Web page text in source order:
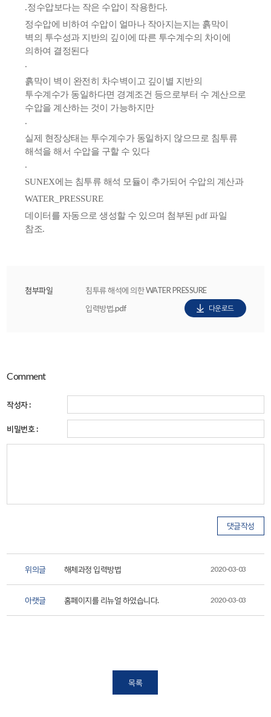
.정수압보다는 작은 수압이 작용한다.
정수압에 비하여 수압이 얼마나 작아지는지는 흙막이
벽의 투수성과 지반의 깊이에 따른 투수계수의 차이에
의하여 결정된다
.
흙막이 벽이 완전히 차수벽이고 깊이별 지반의
투수계수가 동일하다면 경계조건 등으로부터 수 계산으로
수압을 계산하는 것이 가능하지만
.
실제 현장상태는 투수계수가 동일하지 않으므로 침투류
해석을 해서 수압을 구할 수 있다
.
SUNEX에는 침투류 해석 모듈이 추가되어 수압의 계산과
WATER_PRESSURE
데이터를 자동으로 생성할 수 있으며 첨부된 pdf 파일
참조.
첨부파일
침투류 해석에 의한 WATER PRESSURE
입력방법.pdf
다운로드
Comment
작성자 :
비밀번호 :
위의글 해체과정 입력방법 2020-03-03
아랫글 홈페이지를 리뉴얼 하였습니다. 2020-03-03
목록